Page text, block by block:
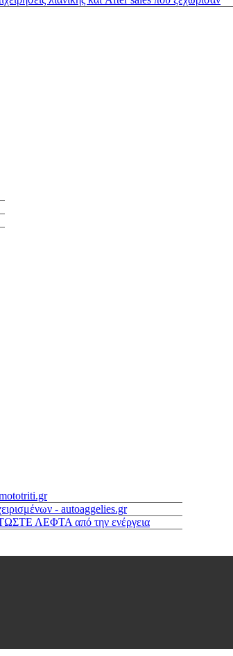
- autoaggelies.gr
ΛΕΦΤΑ από την ενέργεια